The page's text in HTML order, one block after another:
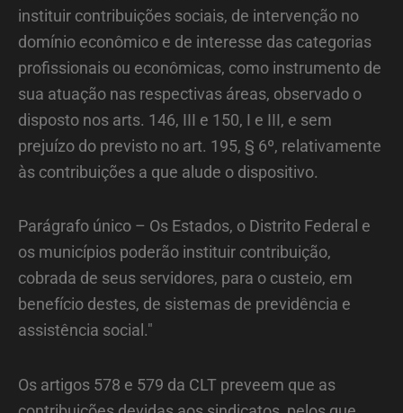
instituir contribuições sociais, de intervenção no
domínio econômico e de interesse das categorias
profissionais ou econômicas, como instrumento de
sua atuação nas respectivas áreas, observado o
disposto nos arts. 146, III e 150, I e III, e sem
prejuízo do previsto no art. 195, § 6º, relativamente
às contribuições a que alude o dispositivo.
Parágrafo único – Os Estados, o Distrito Federal e
os municípios poderão instituir contribuição,
cobrada de seus servidores, para o custeio, em
benefício destes, de sistemas de previdência e
assistência social."
Os artigos 578 e 579 da CLT preveem que as